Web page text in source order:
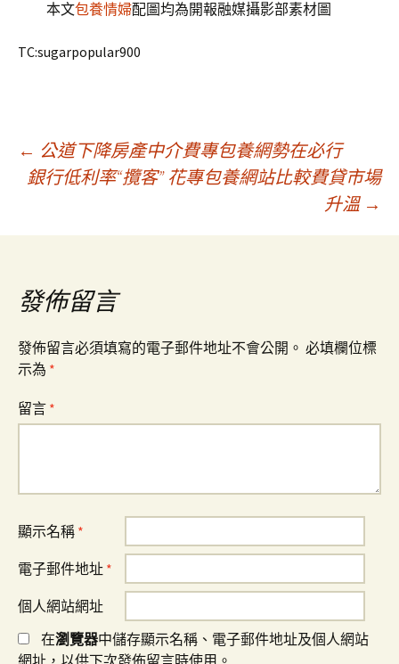
本文包養情婦配圖均為開報融媒攝影部素材圖
TC:sugarpopular900
文
導
覽
← 公道下降房產中介費專包養網勢在必行
銀行低利率“攬客” 花專包養網站比較費貸市場
升溫 →
發佈留言
發佈留言必須填寫的電子郵件地址不會公開。 必填欄位標
示為 *
留言 *
顯示名稱 *
電子郵件地址 *
個人網站網址
在瀏覽器中儲存顯示名稱、電子郵件地址及個人網站